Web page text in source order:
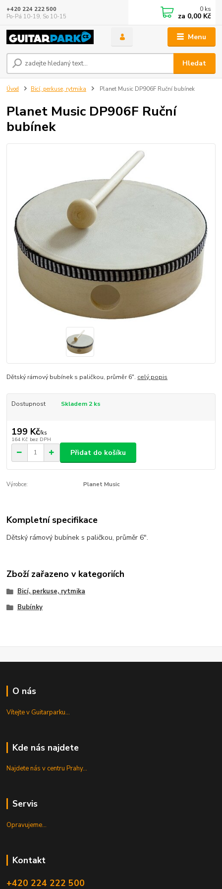
Menu
Hledat
+420 224 222 500
Po-Pá 10-19, So 10-15
0 ks
za 0,00 Kč
Úvod Bicí, perkuse, rytmika Planet Music DP906F Ruční bubínek
Planet Music DP906F Ruční
bubínek
Dětský rámový bubínek s paličkou, průměr 6". celý popis
Dostupnost Skladem 2 ks
199 Kč/ks
164 Kč bez DPH
Přidat do košíku
Výrobce: Planet Music
Kompletní specifikace
Dětský rámový bubínek s paličkou, průměr 6".
Zboží zařazeno v kategoriích
Bicí, perkuse, rytmika
Bubínky
O nás
Vítejte v Guitarparku...
Kde nás najdete
Najdete nás v centru Prahy...
Servis
Opravujeme...
Kontakt
+420 224 222 500